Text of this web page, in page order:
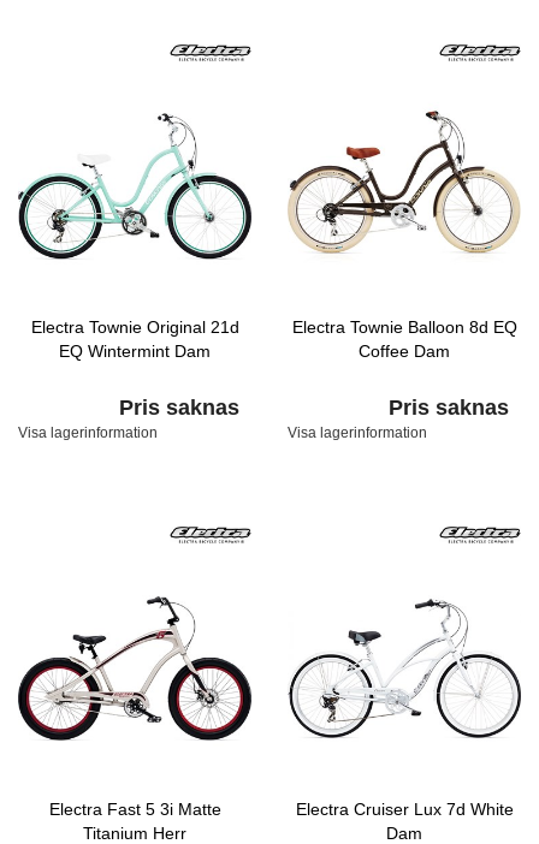
Electra Townie Original 21d
EQ Wintermint Dam
Pris saknas
Visa lagerinformation
Electra Townie Balloon 8d EQ
Coffee Dam
Pris saknas
Visa lagerinformation
Electra Fast 5 3i Matte
Titanium Herr
Electra Cruiser Lux 7d White
Dam